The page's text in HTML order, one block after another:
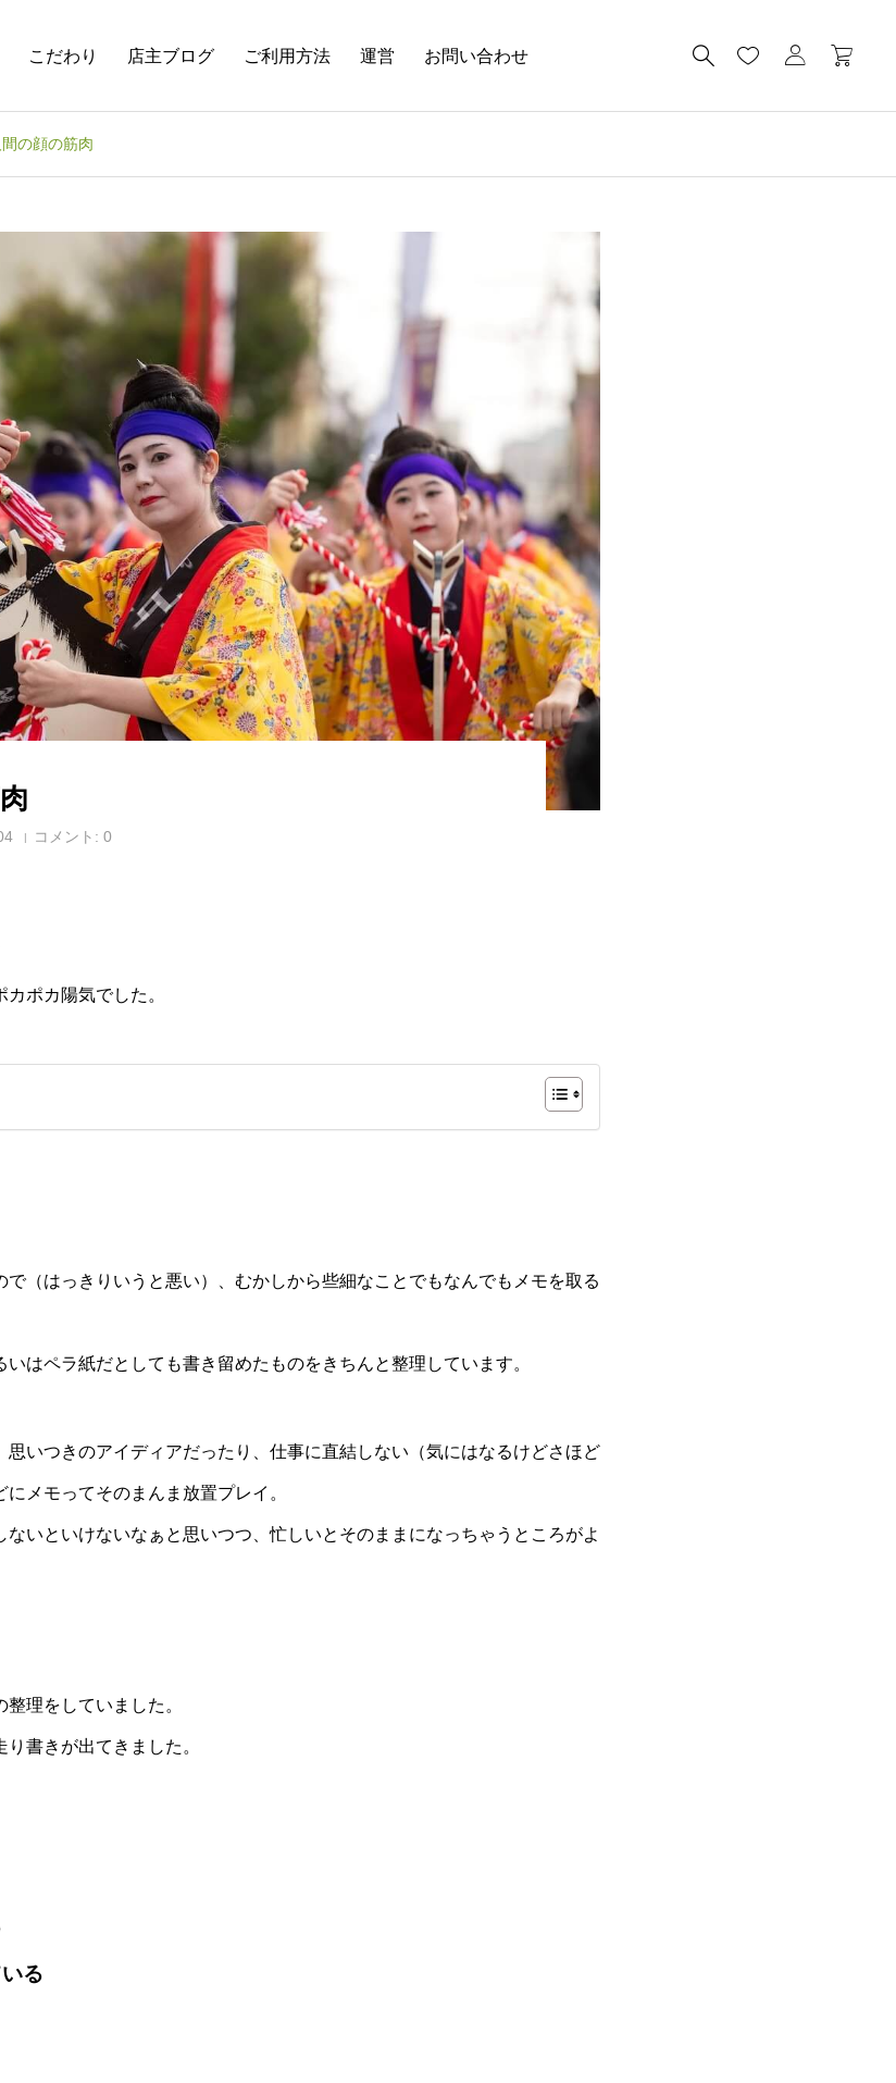
こだわり 店主ブログ ご利用方法 運営 お問い合わせ
間の顔の筋肉
コメント: 0
ポカ陽気でした。
（はっきりいうと悪い）、むかしから些細なことでもなんでもメモを取る
はペラ紙だとしても書き留めたものをきちんと整理しています。
思いつきのアイディアだったり、仕事に直結しない（気にはなるけどさほど
メモってそのまんま放置プレイ。
いといけないなぁと思いつつ、忙しいとそのままになっちゃうところがよ
理をしていました。
書きが出てきました。
る